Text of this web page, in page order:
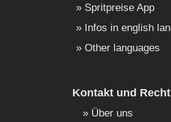
Spritpreise App
Infos in english
Other languages
Kontakt und
Über uns